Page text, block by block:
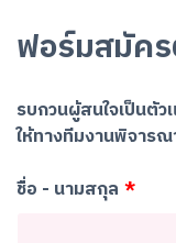
ฟอร์มสมัค
รบกวนผู้สนใจเป็นตั
ให้ทางทีมงานพิจาร
ชื่อ - นามสกุล